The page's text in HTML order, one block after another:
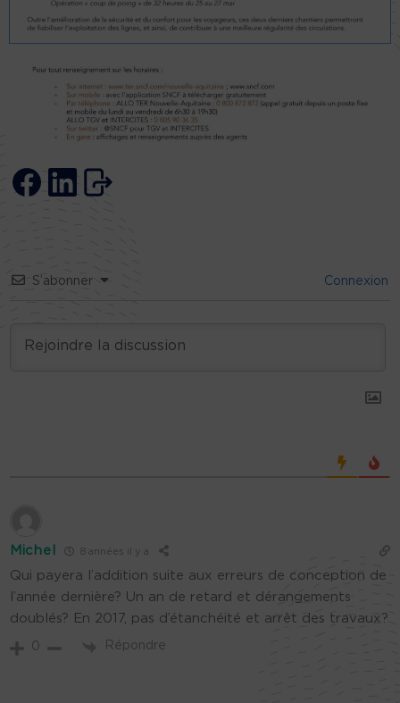
S’abonner Connexion
Michel 8 années il y a
Qui payera l’addition suite aux erreurs de conception de
l’année dernière? Un an de retard et dérangements
doublés? En 2017, pas d’étanchéité et arrêt des travaux?
0 Répondre